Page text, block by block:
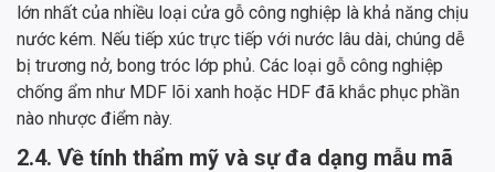
lớn nhất của nhiều loại cửa gỗ công nghiệp là khả năng chịu
nước kém. Nếu tiếp xúc trực tiếp với nước lâu dài, chúng dễ
bị trương nở, bong tróc lớp phủ. Các loại gỗ công nghiệp
chống ẩm như MDF lõi xanh hoặc HDF đã khắc phục phần
nào nhược điểm này.
2.4. Về tính thẩm mỹ và sự đa dạng mẫu mã